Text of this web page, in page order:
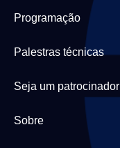
Programação
Palestras técnicas
Seja um patrocinador
Sobre